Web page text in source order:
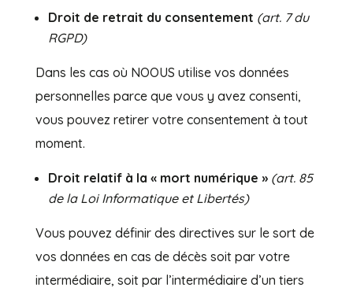
Droit de retrait du consentement (art. 7 du
RGPD)
Dans les cas où NOOUS utilise vos données
personnelles parce que vous y avez consenti,
vous pouvez retirer votre consentement à tout
moment.
Droit relatif à la « mort numérique » (art. 85
de la Loi Informatique et Libertés)
Vous pouvez définir des directives sur le sort de
vos données en cas de décès soit par votre
intermédiaire, soit par l’intermédiaire d’un tiers